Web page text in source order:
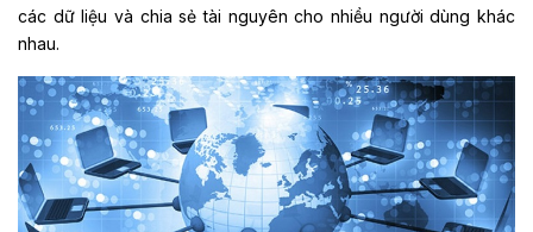
các dữ liệu và chia sẻ tài nguyên cho nhiều người dùng khác
nhau.